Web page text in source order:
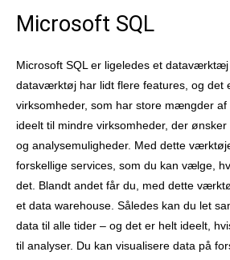
Microsoft SQL
Microsoft SQL er ligeledes et
dataværktøj har lidt flere features, og det
virksomheder, som har store mængder af
ideelt til mindre virksomheder, der
og analysemuligheder. Med dette
forskellige services, som du kan vælge,
det. Blandt andet får du, med dette
et data warehouse. Således kan du let
data til alle tider – og det er helt ideelt,
til analyser. Du kan visualisere data på